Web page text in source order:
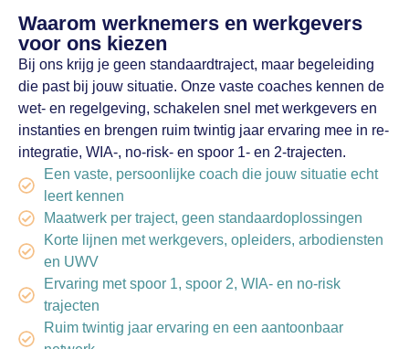
Waarom werknemers en werkgevers
voor ons kiezen
Bij ons krijg je geen standaardtraject, maar begeleiding
die past bij jouw situatie. Onze vaste coaches kennen de
wet- en regelgeving, schakelen snel met werkgevers en
instanties en brengen ruim twintig jaar ervaring mee in re-
integratie, WIA-, no-risk- en spoor 1- en 2-trajecten.
Een vaste, persoonlijke coach die jouw situatie echt
leert kennen
Maatwerk per traject, geen standaardoplossingen
Korte lijnen met werkgevers, opleiders, arbodiensten
en UWV
Ervaring met spoor 1, spoor 2, WIA- en no-risk
trajecten
Ruim twintig jaar ervaring en een aantoonbaar